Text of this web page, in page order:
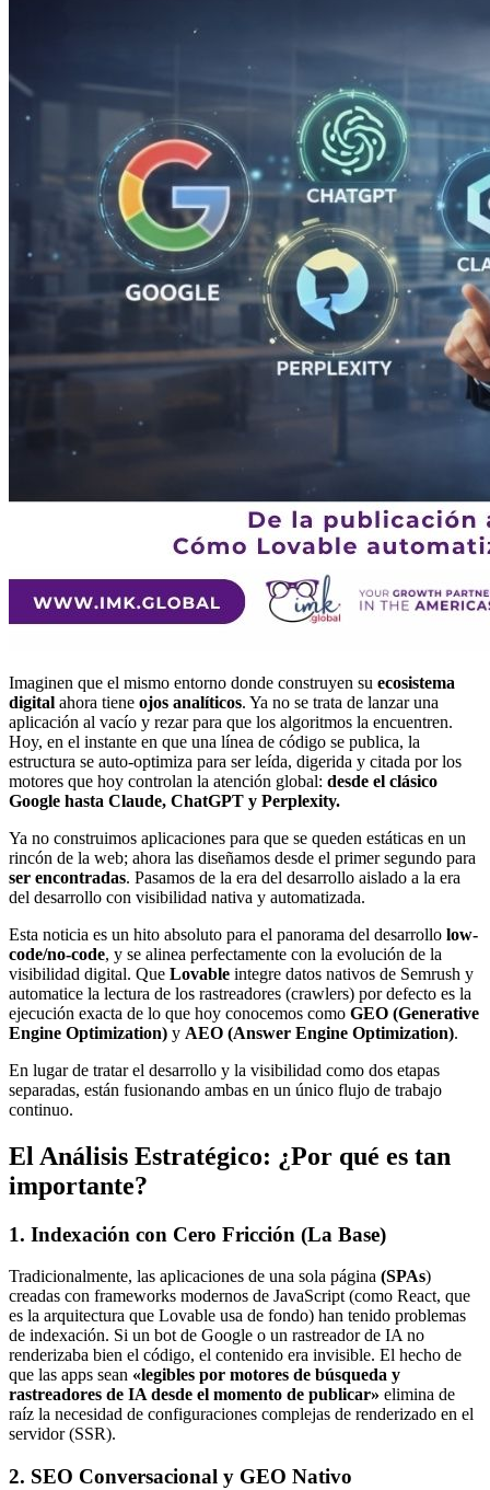
Imaginen que el mismo entorno donde construyen su ecosistema
digital ahora tiene ojos analíticos. Ya no se trata de lanzar una
aplicación al vacío y rezar para que los algoritmos la encuentren.
Hoy, en el instante en que una línea de código se publica, la
estructura se auto-optimiza para ser leída, digerida y citada por los
motores que hoy controlan la atención global: desde el clásico
Google hasta Claude, ChatGPT y Perplexity.
Ya no construimos aplicaciones para que se queden estáticas en un
rincón de la web; ahora las diseñamos desde el primer segundo para
ser encontradas. Pasamos de la era del desarrollo aislado a la era
del desarrollo con visibilidad nativa y automatizada.
Esta noticia es un hito absoluto para el panorama del desarrollo low-
code/no-code, y se alinea perfectamente con la evolución de la
visibilidad digital. Que Lovable integre datos nativos de Semrush y
automatice la lectura de los rastreadores (crawlers) por defecto es la
ejecución exacta de lo que hoy conocemos como GEO (Generative
Engine Optimization) y AEO (Answer Engine Optimization).
En lugar de tratar el desarrollo y la visibilidad como dos etapas
separadas, están fusionando ambas en un único flujo de trabajo
continuo.
El Análisis Estratégico: ¿Por qué es tan
importante?
1. Indexación con Cero Fricción (La Base)
Tradicionalmente, las aplicaciones de una sola página (SPAs)
creadas con frameworks modernos de JavaScript (como React, que
es la arquitectura que Lovable usa de fondo) han tenido problemas
de indexación. Si un bot de Google o un rastreador de IA no
renderizaba bien el código, el contenido era invisible. El hecho de
que las apps sean «legibles por motores de búsqueda y
rastreadores de IA desde el momento de publicar» elimina de
raíz la necesidad de configuraciones complejas de renderizado en el
servidor (SSR).
2. SEO Conversacional y GEO Nativo